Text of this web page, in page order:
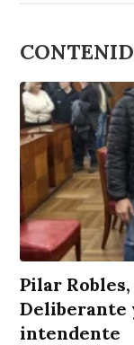
Pilar
Deliberante
intendente